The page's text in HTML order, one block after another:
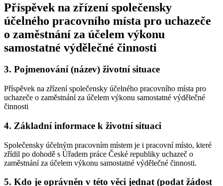
Příspěvek na zřízení společensky
účelného pracovního místa pro uchazeče
o zaměstnání za účelem výkonu
samostatné výdělečné činnosti
3. Pojmenování (název) životní situace
Příspěvek na zřízení společensky účelného pracovního místa pro
uchazeče o zaměstnání za účelem výkonu samostatné výdělečné
činnosti
4. Základní informace k životní situaci
Společensky účelným pracovním místem je i pracovní místo, které
zřídil po dohodě s Úřadem práce České republiky uchazeč o
zaměstnání za účelem výkonu samostatné výdělečné činnosti.
5. Kdo je oprávněn v této věci jednat (podat žádost